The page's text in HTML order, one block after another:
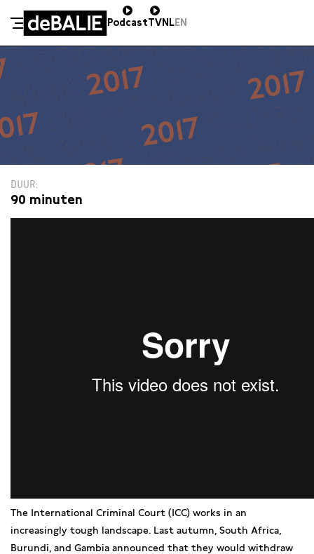
Meteen naar de content
De Balie
PodcastTVNLEN
DUUR
90 minuten
The International Criminal Court (ICC) works in an
increasingly tough landscape. Last autumn, South Africa,
Burundi, and Gambia announced that they would withdraw